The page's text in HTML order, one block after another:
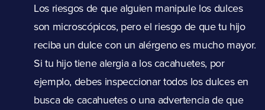
Los riesgos de que alguien manipule los dulces
son microscópicos, pero el riesgo de que tu hijo
reciba un dulce con un alérgeno es mucho mayor.
Si tu hijo tiene alergia a los cacahuetes, por
ejemplo, debes inspeccionar todos los dulces en
busca de cacahuetes o una advertencia de que